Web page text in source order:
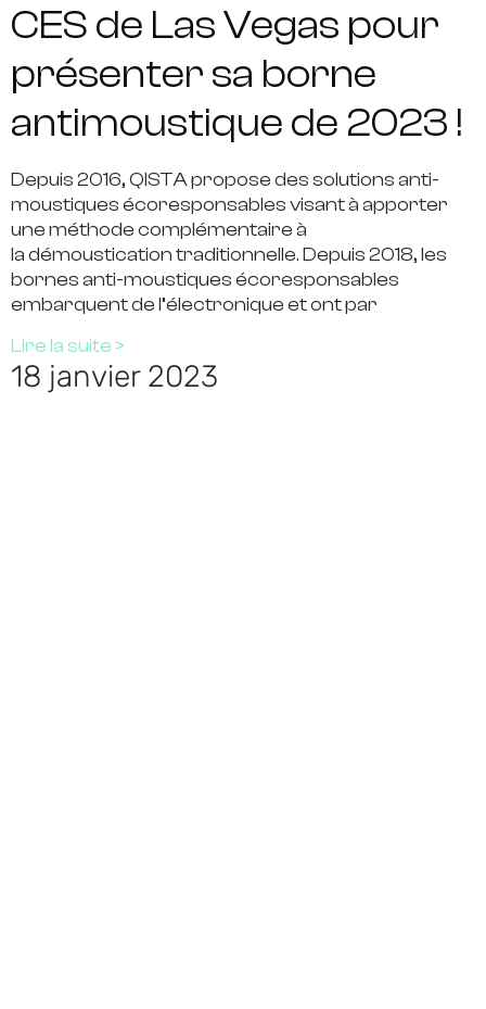
CES de Las Vegas pour
présenter sa borne
antimoustique de 2023 !
Depuis 2016, QISTA propose des solutions anti-
moustiques écoresponsables visant à apporter
une méthode complémentaire à
la démoustication traditionnelle. Depuis 2018, les
bornes anti-moustiques écoresponsables
embarquent de l’électronique et ont par
Lire la suite >
18 janvier 2023